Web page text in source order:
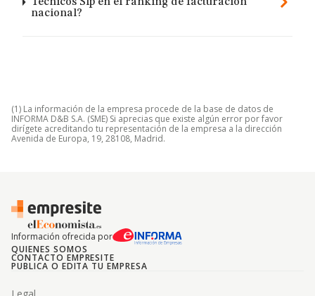
nacional?
(1) La información de la empresa procede de la base de datos de
INFORMA D&B S.A. (SME) Si aprecias que existe algún error por favor
dirígete acreditando tu representación de la empresa a la dirección
Avenida de Europa, 19, 28108, Madrid.
Información ofrecida por
QUIENES SOMOS
CONTACTO EMPRESITE
PUBLICA O EDITA TU EMPRESA